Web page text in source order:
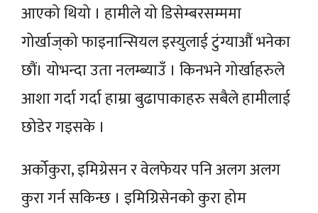
आएको थियो । हामीले यो डिसेम्बरसम्ममा
गोर्खाज्‌को फाइनान्सियल इस्युलाई टुंग्याऔं भनेका
छौं। योभन्दा उता नलम्ब्याउँ । किनभने गोर्खाहरुले
आशा गर्दा गर्दा हाम्रा बुढापाकाहरु सबैले हामीलाई
छोडेर गइसके ।
अर्कोकुरा, इमिग्रेसन र वेलफेयर पनि अलग अलग
कुरा गर्न सकिन्छ । इमिग्रिसेनको कुरा होम